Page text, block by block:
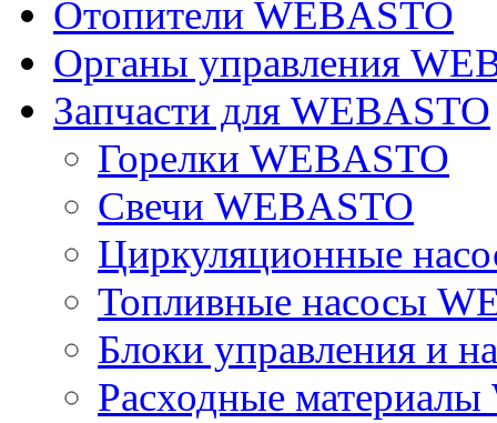
Отопители WEBASTO
Органы управления
Запчасти для WEBASTO
Горелки WEBASTO
Свечи WEBASTO
Циркуляционные
Топливные насосы
Блоки управления и
Расходные